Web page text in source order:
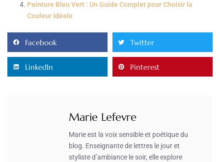
Peinture Bleu Vert : Un Guide Complet pour Choisir la
Couleur Idéale
Facebook Twitter
LinkedIn Pinterest
Marie Lefevre
Marie est la voix sensible et poétique du
blog. Enseignante de lettres le jour et
styliste d’ambiance le soir, elle explore